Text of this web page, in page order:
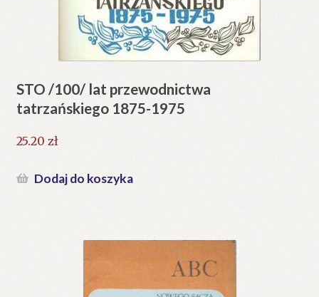
STO /100/ lat przewodnictwa
tatrzańskiego 1875-1975
25.20 zł
Dodaj do koszyka